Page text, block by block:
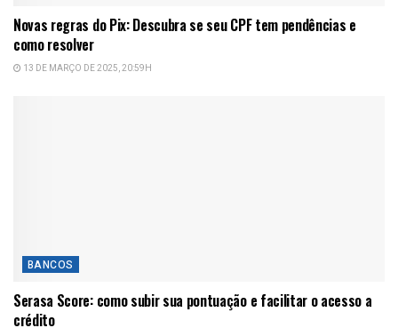
Novas regras do Pix: Descubra se seu CPF tem pendências e
como resolver
13 DE MARÇO DE 2025, 20:59H
BANCOS
Serasa Score: como subir sua pontuação e facilitar o acesso a
crédito